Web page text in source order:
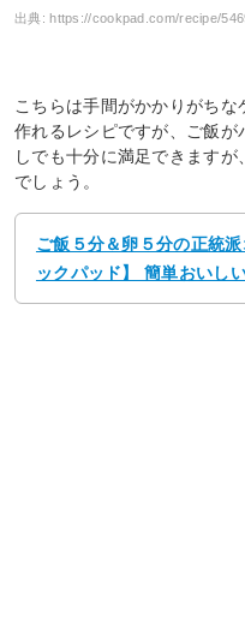
出典: https://cookpad.com/recipe/
こちらは手間がかかりがち
作れるレシピですが、ご飯が
しでも十分に満足できます
でしょう。
ご飯５分＆卵５分の正統
ックパッド】 簡単おいし